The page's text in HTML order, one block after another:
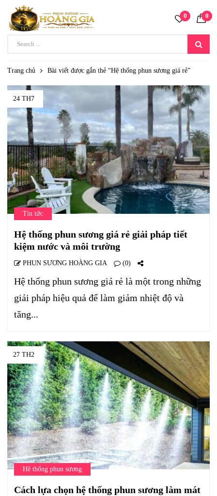
0 0
Trang chủ Bài viết được gắn thẻ “Hệ thống phun sương giá rẻ”
24 TH7
Tin tức
Hệ thống phun sương giá rẻ giải pháp tiết
kiệm nước và môi trường
PHUN SƯƠNG HOÀNG GIA (0)
Hệ thống phun sương giá rẻ là một trong những
giải pháp hiệu quả để làm giảm nhiệt độ và
tăng...
27 TH2
Hệ thống phun sương
Cách lựa chọn hệ thống phun sương làm mát